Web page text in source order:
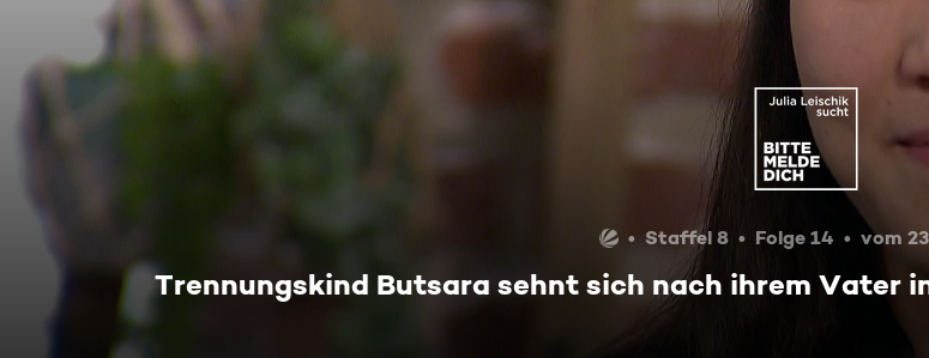
Staffel 8 Folge 14 vom
Trennungskind Butsara sehnt sich nach ihrem Vater